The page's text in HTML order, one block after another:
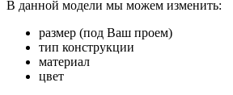
В данной модели мы можем изменить:
размер (под Ваш проем)
тип конструкции
материал
цвет